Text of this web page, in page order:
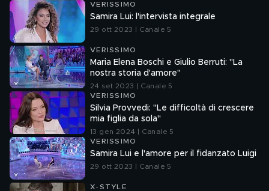
VERISSIMO
Samira Lui: l'intervista integrale
29 ott 2023 | Canale 5
VERISSIMO
Maria Elena Boschi e Giulio Berruti: "La
nostra storia d'amore"
24 set 2023 | Canale 5
VERISSIMO
Silvia Provvedi: "Le difficoltà di crescere
mia figlia da sola"
13 gen 2024 | Canale 5
VERISSIMO
Samira Lui e l'amore per il fidanzato Luigi
29 ott 2023 | Canale 5
X-STYLE